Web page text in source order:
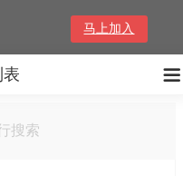
马上加入

搜索